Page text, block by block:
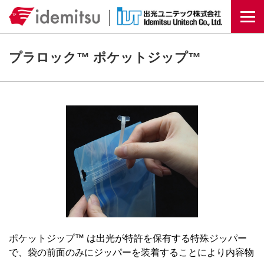
プラロック™ ポケットジップ™
ポケットジップ™ は出光が特許を保有する特殊ジッパー
で、袋の前面のみにジッパーを装着することにより内容物